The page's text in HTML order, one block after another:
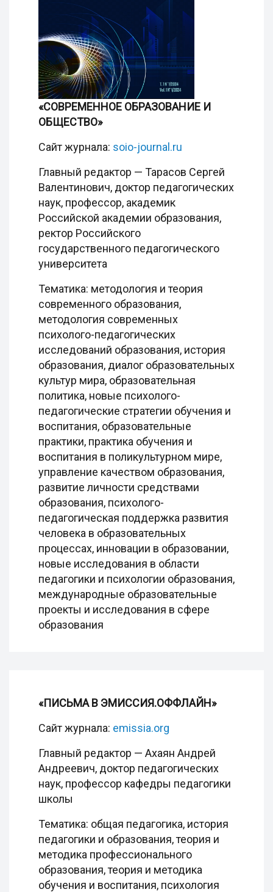
«СОВРЕМЕННОЕ ОБРАЗОВАНИЕ И
ОБЩЕСТВО»
Сайт журнала: soio-journal.ru
Главный редактор — Тарасов Сергей
Валентинович, доктор педагогических
наук, профессор, академик
Российской академии образования,
ректор Российского
государственного педагогического
университета
Тематика: методология и теория
современного образования,
методология современных
психолого-педагогических
исследований образования, история
образования, диалог образовательных
культур мира, образовательная
политика, новые психолого-
педагогические стратегии обучения и
воспитания, образовательные
практики, практика обучения и
воспитания в поликультурном мире,
управление качеством образования,
развитие личности средствами
образования, психолого-
педагогическая поддержка развития
человека в образовательных
процессах, инновации в образовании,
новые исследования в области
педагогики и психологии образования,
международные образовательные
проекты и исследования в сфере
образования
«ПИСЬМА В ЭМИССИЯ.ОФФЛАЙН»
Сайт журнала: emissia.org
Главный редактор — Ахаян Андрей
Андреевич, доктор педагогических
наук, профессор кафедры педагогики
школы
Тематика: общая педагогика, история
педагогики и образования, теория и
методика профессионального
образования, теория и методика
обучения и воспитания, психология